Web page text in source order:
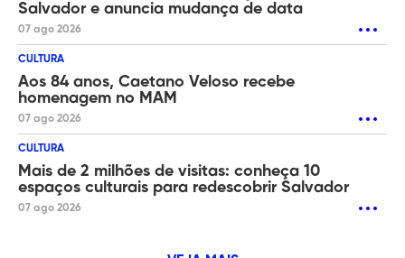
Salvador e anuncia mudança de data
07 ago 2026
CULTURA
Aos 84 anos, Caetano Veloso recebe
homenagem no MAM
07 ago 2026
CULTURA
Mais de 2 milhões de visitas: conheça 10
espaços culturais para redescobrir Salvador
07 ago 2026